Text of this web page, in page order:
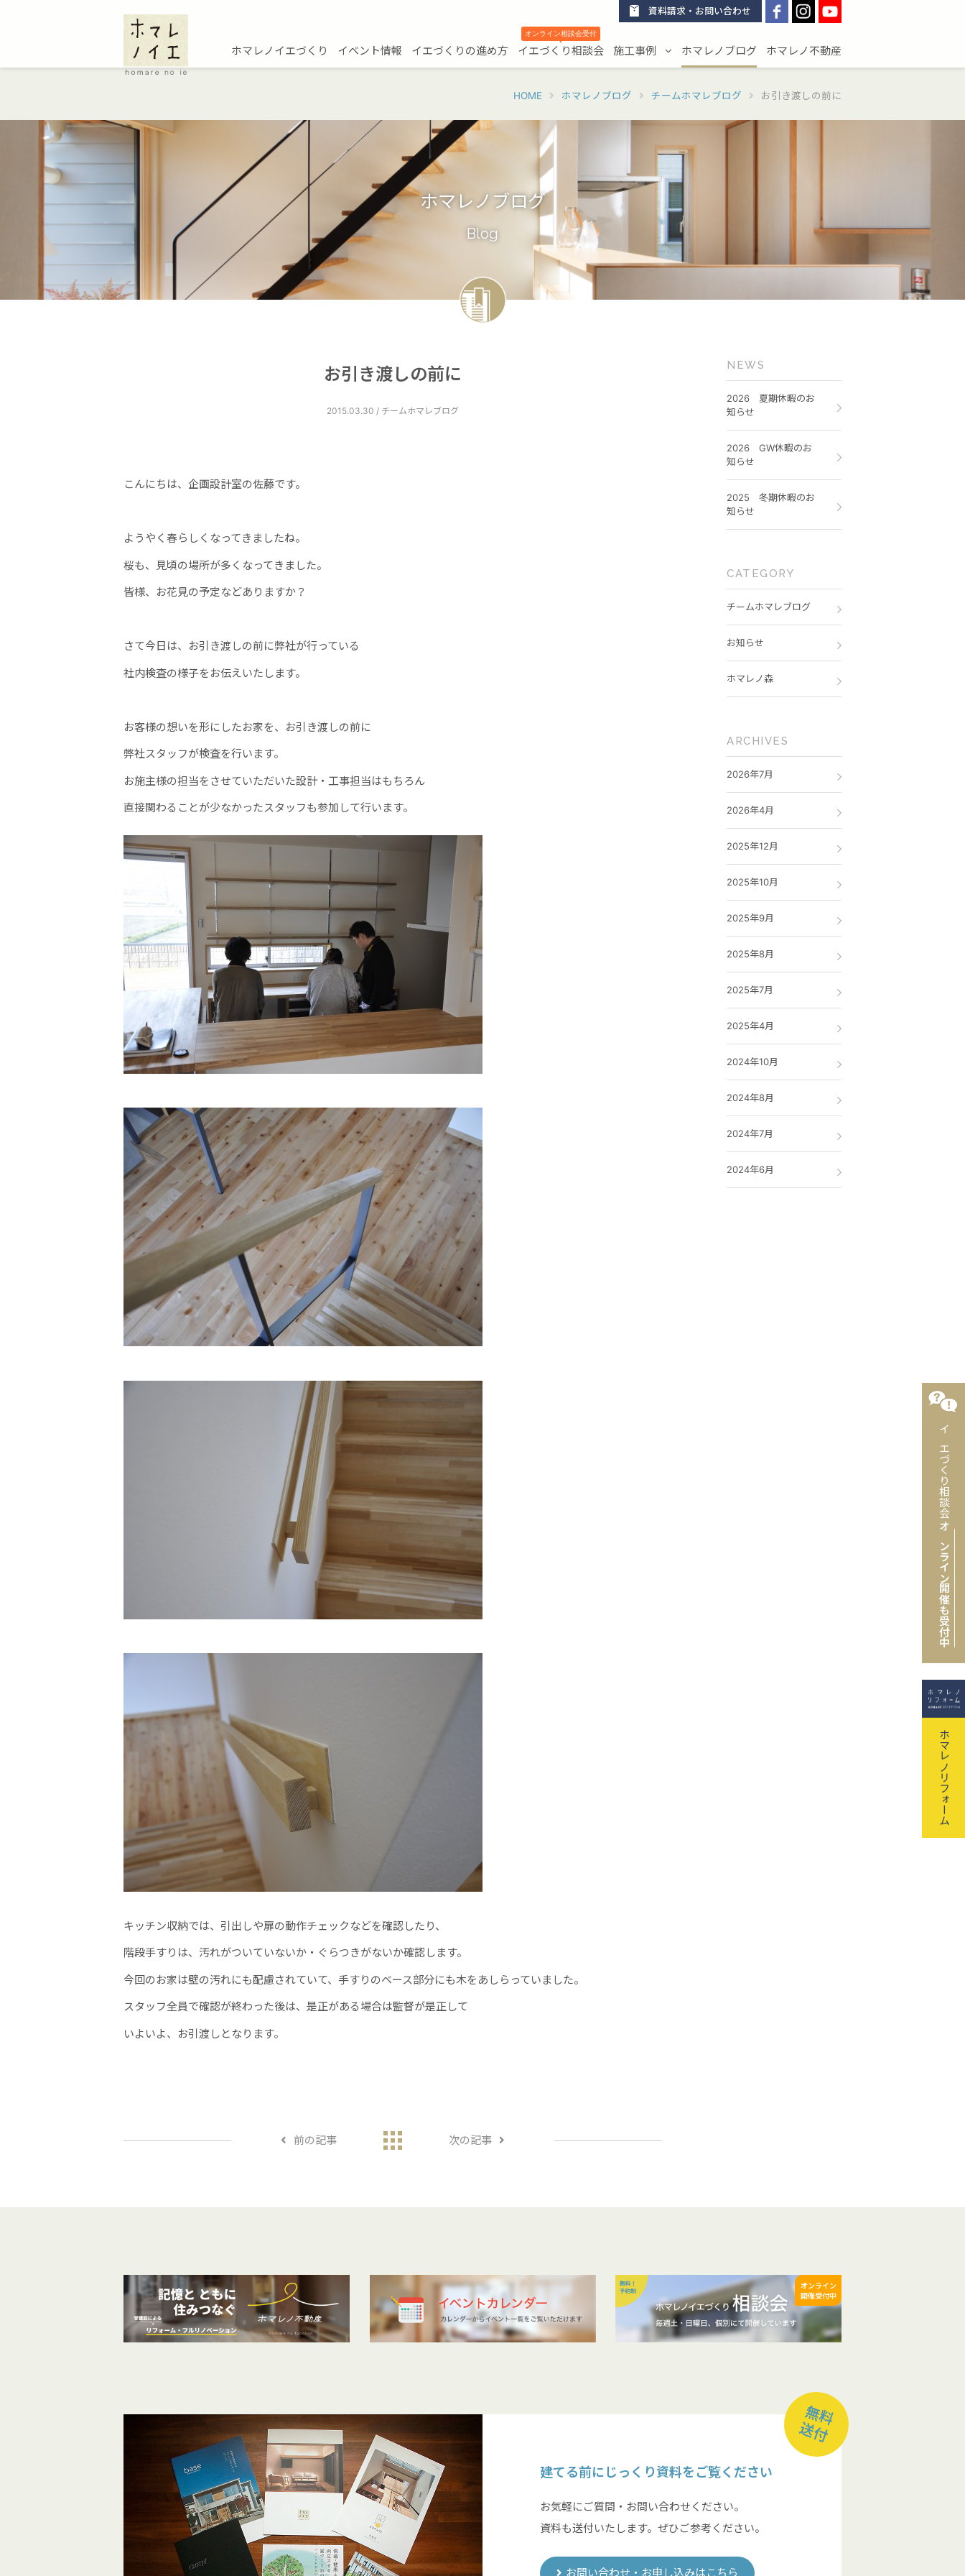
資料請求・お問い合わせ
ホマレノイエづくり イベント情報 イエづくりの進め方
オンライン相談会受付
▼
イエづくり相談会 施工事例 ホマレノブログ ホマレノ不動産
HOME ホマレノブログ チームホマレブログ お引き渡しの前に
ホマレノブログ
Blog
お引き渡しの前に
2015.03.30 / チームホマレブログ
こんにちは、企画設計室の佐藤です。
ようやく春らしくなってきましたね。
桜も、見頃の場所が多くなってきました。
皆様、お花見の予定などありますか？
さて今日は、お引き渡しの前に弊社が行っている
社内検査の様子をお伝えいたします。
お客様の想いを形にしたお家を、お引き渡しの前に
弊社スタッフが検査を行います。
お施主様の担当をさせていただいた設計・工事担当はもちろん
直接関わることが少なかったスタッフも参加して行います。
キッチン収納では、引出しや扉の動作チェックなどを確認したり、
階段手すりは、汚れがついていないか・ぐらつきがないか確認します。
今回のお家は壁の汚れにも配慮されていて、手すりのベース部分にも木をあしらっていました。
スタッフ全員で確認が終わった後は、是正がある場合は監督が是正して
いよいよ、お引渡しとなります。
前の記事 次の記事
NEWS
2026 夏期休暇のお
知らせ
2026 GW休暇のお
知らせ
2025 冬期休暇のお
知らせ
CATEGORY
チームホマレブログ
お知らせ
ホマレノ森
ARCHIVES
2026年7月
2026年4月
2025年12月
2025年10月
2025年9月
2025年8月
2025年7月
2025年4月
2024年10月
2024年8月
2024年7月
2024年6月
オンライン
開催受付中
無料
送付
建てる前にじっくり資料をご覧ください
お気軽にご質問・お問い合わせください。
資料も送付いたします。ぜひご参考ください。
お問い合わせ・お申し込みはこちら
イエづくり相談会
オンライン開催
も受付中
ホマレノリフォーム